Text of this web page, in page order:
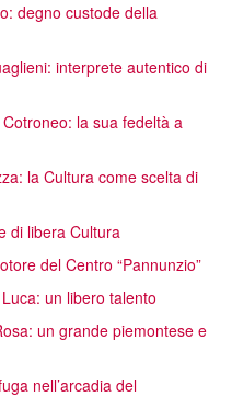
degno custode della
interprete autentico di
la sua fedeltà a
la Cultura come scelta di
di libera Cultura
del Centro “Pannunzio”
un libero talento
un grande piemontese e
nell’arcadia del